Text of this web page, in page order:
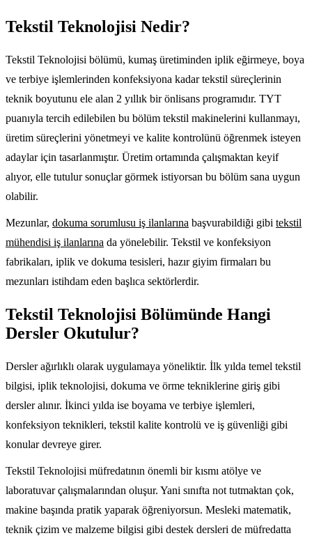
Tekstil Teknolojisi Nedir?
Tekstil Teknolojisi bölümü, kumaş üretiminden iplik eğirmeye, boya
ve terbiye işlemlerinden konfeksiyona kadar tekstil süreçlerinin
teknik boyutunu ele alan 2 yıllık bir önlisans programıdır. TYT
puanıyla tercih edilebilen bu bölüm tekstil makinelerini kullanmayı,
üretim süreçlerini yönetmeyi ve kalite kontrolünü öğrenmek isteyen
adaylar için tasarlanmıştır. Üretim ortamında çalışmaktan keyif
alıyor, elle tutulur sonuçlar görmek istiyorsan bu bölüm sana uygun
olabilir.
Mezunlar, dokuma sorumlusu iş ilanlarına başvurabildiği gibi tekstil
mühendisi iş ilanlarına da yönelebilir. Tekstil ve konfeksiyon
fabrikaları, iplik ve dokuma tesisleri, hazır giyim firmaları bu
mezunları istihdam eden başlıca sektörlerdir.
Tekstil Teknolojisi Bölümünde Hangi
Dersler Okutulur?
Dersler ağırlıklı olarak uygulamaya yöneliktir. İlk yılda temel tekstil
bilgisi, iplik teknolojisi, dokuma ve örme tekniklerine giriş gibi
dersler alınır. İkinci yılda ise boyama ve terbiye işlemleri,
konfeksiyon teknikleri, tekstil kalite kontrolü ve iş güvenliği gibi
konular devreye girer.
Tekstil Teknolojisi müfredatının önemli bir kısmı atölye ve
laboratuvar çalışmalarından oluşur. Yani sınıfta not tutmaktan çok,
makine başında pratik yaparak öğreniyorsun. Mesleki matematik,
teknik çizim ve malzeme bilgisi gibi destek dersleri de müfredatta